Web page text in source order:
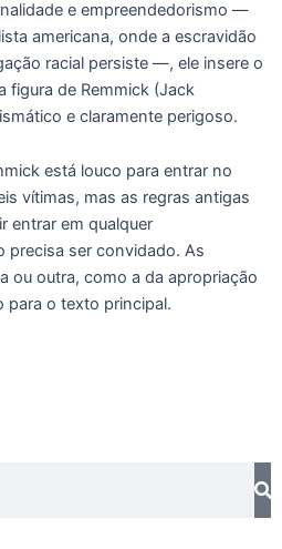
e empreendedorismo —
americana, onde a escravidão
racial persiste —, ele insere o
figura de Remmick (Jack
e claramente perigoso.
está louco para entrar no
vítimas, mas as regras antigas
entrar em qualquer
precisa ser convidado. As
ou outra, como a da apropriação
para o texto principal.